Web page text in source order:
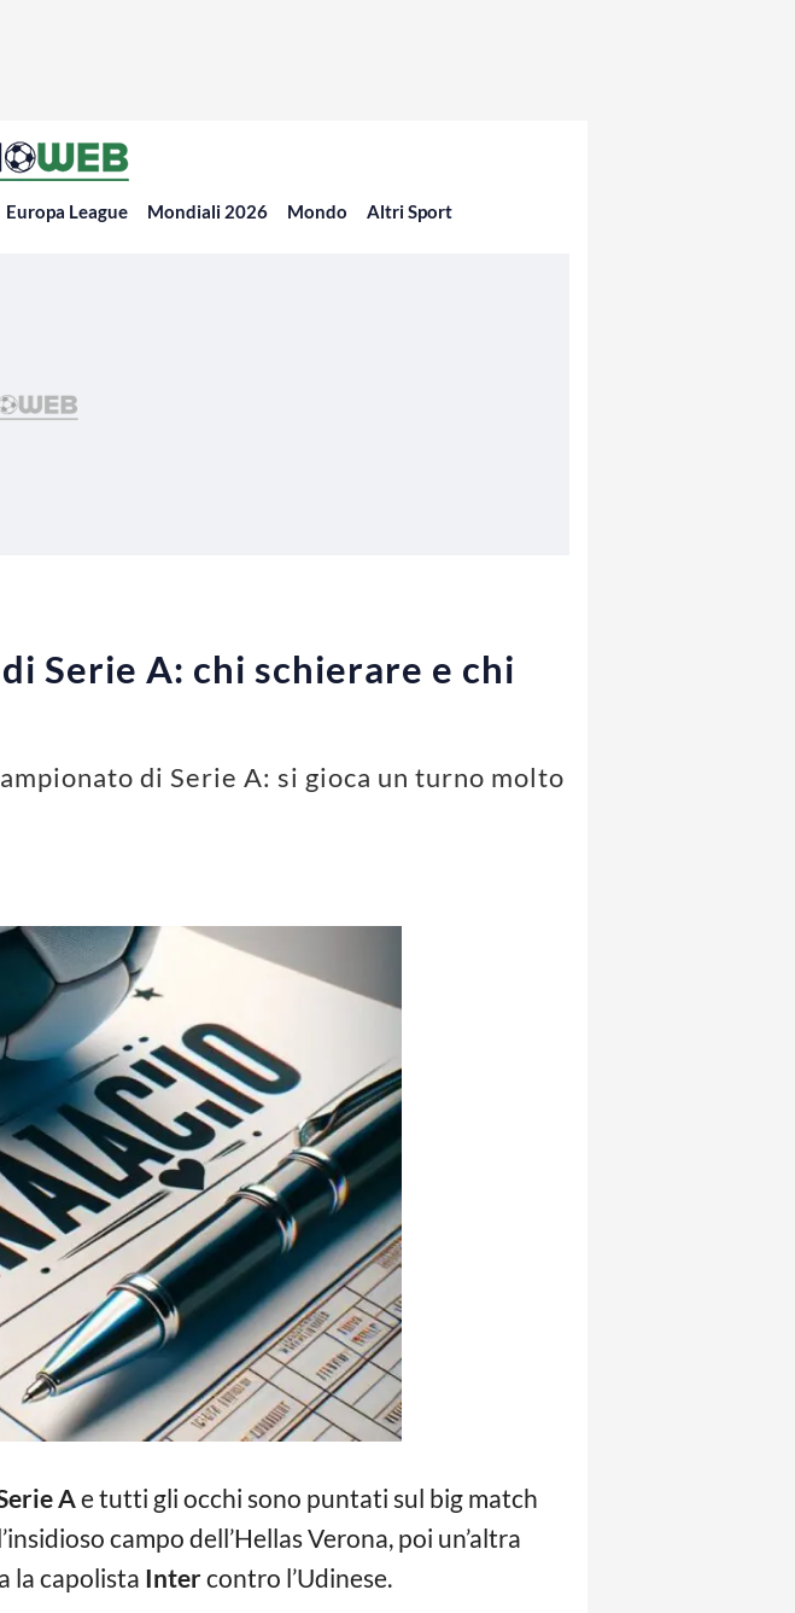
Europa League Mondiali 2026 Mondo Altri Sport
Serie A: chi schierare e chi
di Serie A: si gioca un turno molto
Ae tutti gli occhi sono puntati sul big match
campo dell’Hellas Verona, poi un’altra
la capolista Intercontro l’Udinese.